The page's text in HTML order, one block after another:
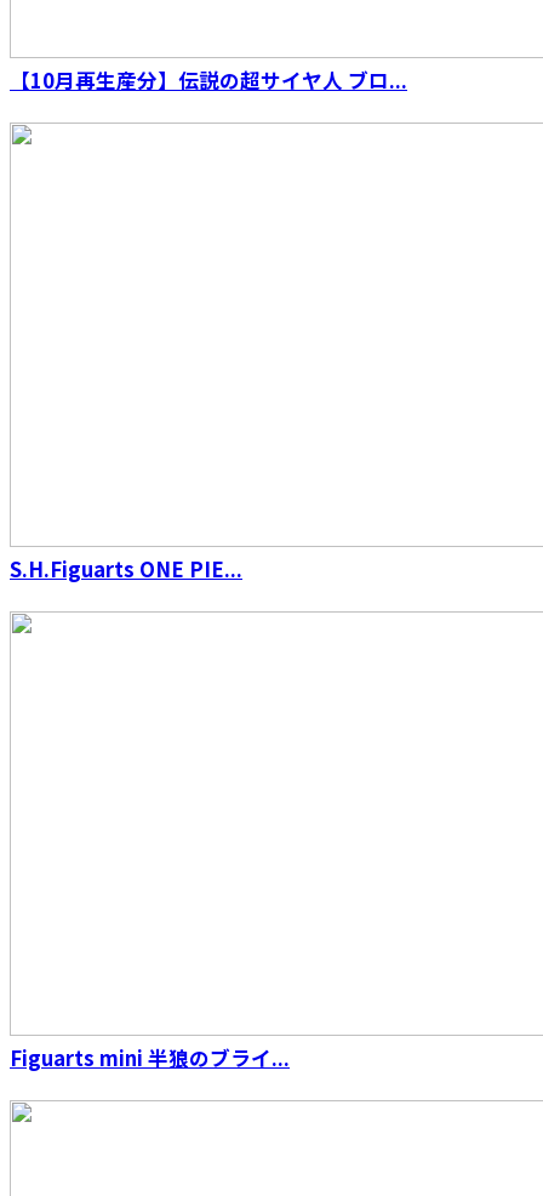
【10月再生産分】伝説の超サイヤ人 ブロ...
S.H.Figuarts ONE PIE...
Figuarts mini 半狼のブライ...